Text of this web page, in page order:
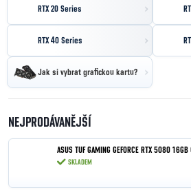
RTX 20 Series
RTX 40 Series
Jak si vybrat grafickou kartu?
NEJPRODÁVANĚJŠÍ
ASUS TUF GAMING GEFORCE RTX 5080 16GB
SKLADEM